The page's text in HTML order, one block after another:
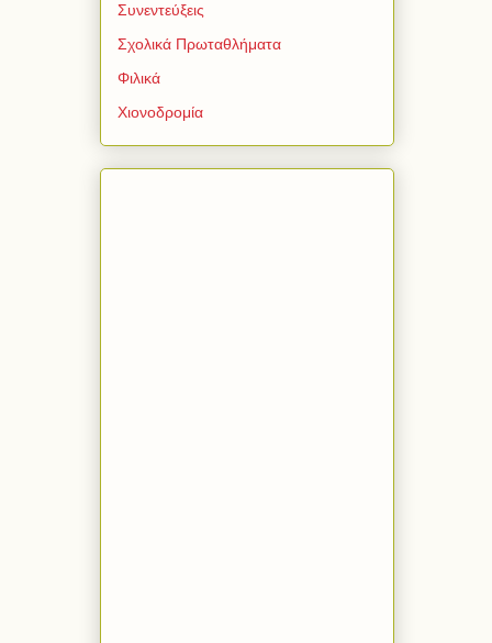
Συνεντεύξεις
Σχολικά Πρωταθλήματα
Φιλικά
Χιονοδρομία